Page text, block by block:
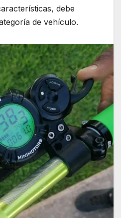
debe
de vehículo.